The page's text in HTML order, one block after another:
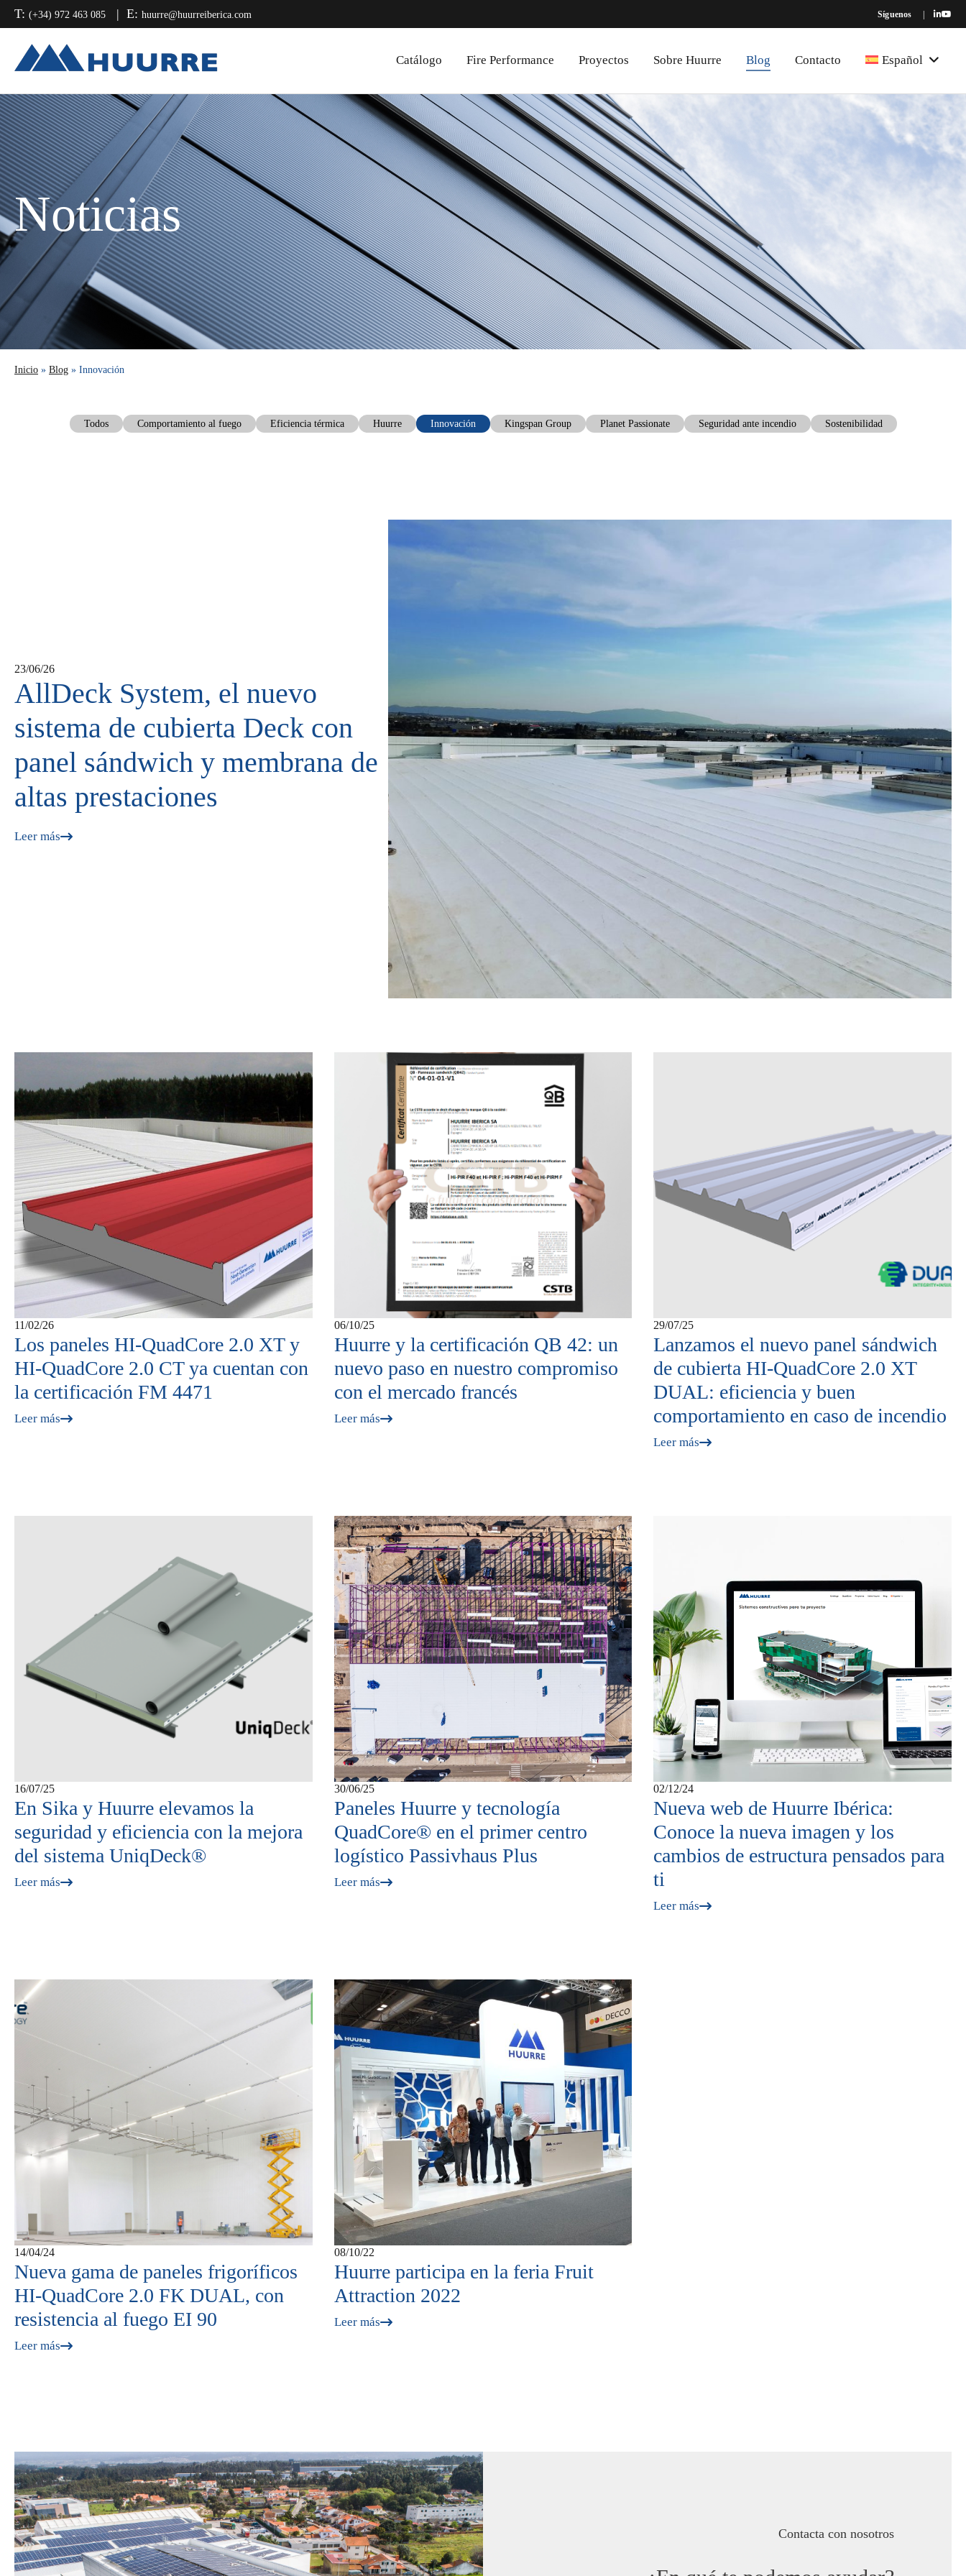
Saltar
a
navegación
principal
Saltar
al
contenido
principal
Saltar
a
barra
lateral
principal
T: (+34) 972 463 085 E: huurre@huurreiberica.com Síguenos |
Catálogo Fire Performance Proyectos Sobre Huurre Blog Contacto Español
Noticias
Inicio » Blog » Innovación
Todos Comportamiento al fuego Eficiencia térmica Huurre Innovación Kingspan Group Planet Passionate Seguridad ante incendio Sostenibilidad
23/06/26
AllDeck System, el nuevo
sistema de cubierta Deck con
panel sándwich y membrana de
altas prestaciones
Leer más
11/02/26
Los paneles HI‑QuadCore 2.0 XT y
HI‑QuadCore 2.0 CT ya cuentan con
la certificación FM 4471
Leer más
06/10/25
Huurre y la certificación QB 42: un
nuevo paso en nuestro compromiso
con el mercado francés
Leer más
29/07/25
Lanzamos el nuevo panel sándwich
de cubierta HI-QuadCore 2.0 XT
DUAL: eficiencia y buen
comportamiento en caso de incendio
Leer más
16/07/25
En Sika y Huurre elevamos la
seguridad y eficiencia con la mejora
del sistema UniqDeck®
Leer más
30/06/25
Paneles Huurre y tecnología
QuadCore® en el primer centro
logístico Passivhaus Plus
Leer más
02/12/24
Nueva web de Huurre Ibérica:
Conoce la nueva imagen y los
cambios de estructura pensados para
ti
Leer más
14/04/24
Nueva gama de paneles frigoríficos
HI-QuadCore 2.0 FK DUAL, con
resistencia al fuego EI 90
Leer más
08/10/22
Huurre participa en la feria Fruit
Attraction 2022
Leer más
Contacta con nosotros